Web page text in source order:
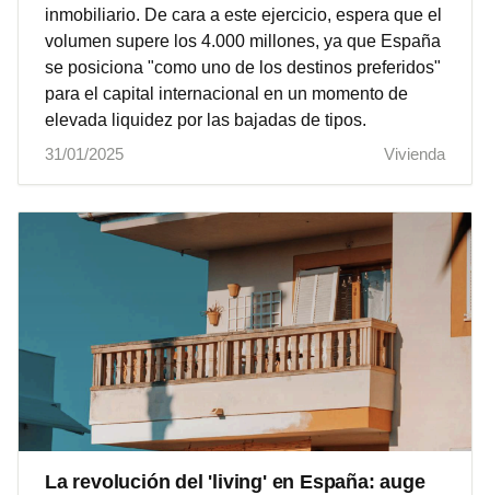
inmobiliario. De cara a este ejercicio, espera que el
volumen supere los 4.000 millones, ya que España
se posiciona "como uno de los destinos preferidos"
para el capital internacional en un momento de
elevada liquidez por las bajadas de tipos.
31/01/2025
Vivienda
La revolución del 'living' en España: auge